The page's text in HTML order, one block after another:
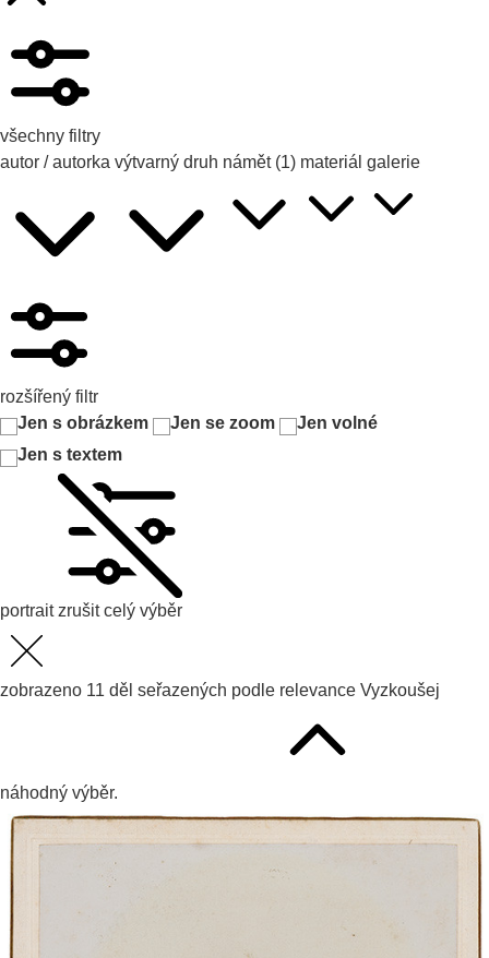
všechny filtry
autor / autorka výtvarný druh námět (1) materiál galerie
rozšířený filtr
Jen s obrázkem
Jen se zoom
Jen volné
Jen s textem
portrait zrušit celý výběr
zobrazeno 11 děl seřazených podle relevance Vyzkoušej
náhodný výběr.